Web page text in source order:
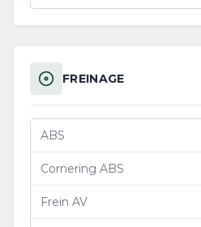
FREINAGE
ABS
Cornering ABS
Frein AV